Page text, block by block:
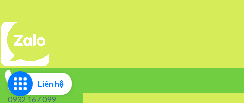
Liên hệ
0932 167 099